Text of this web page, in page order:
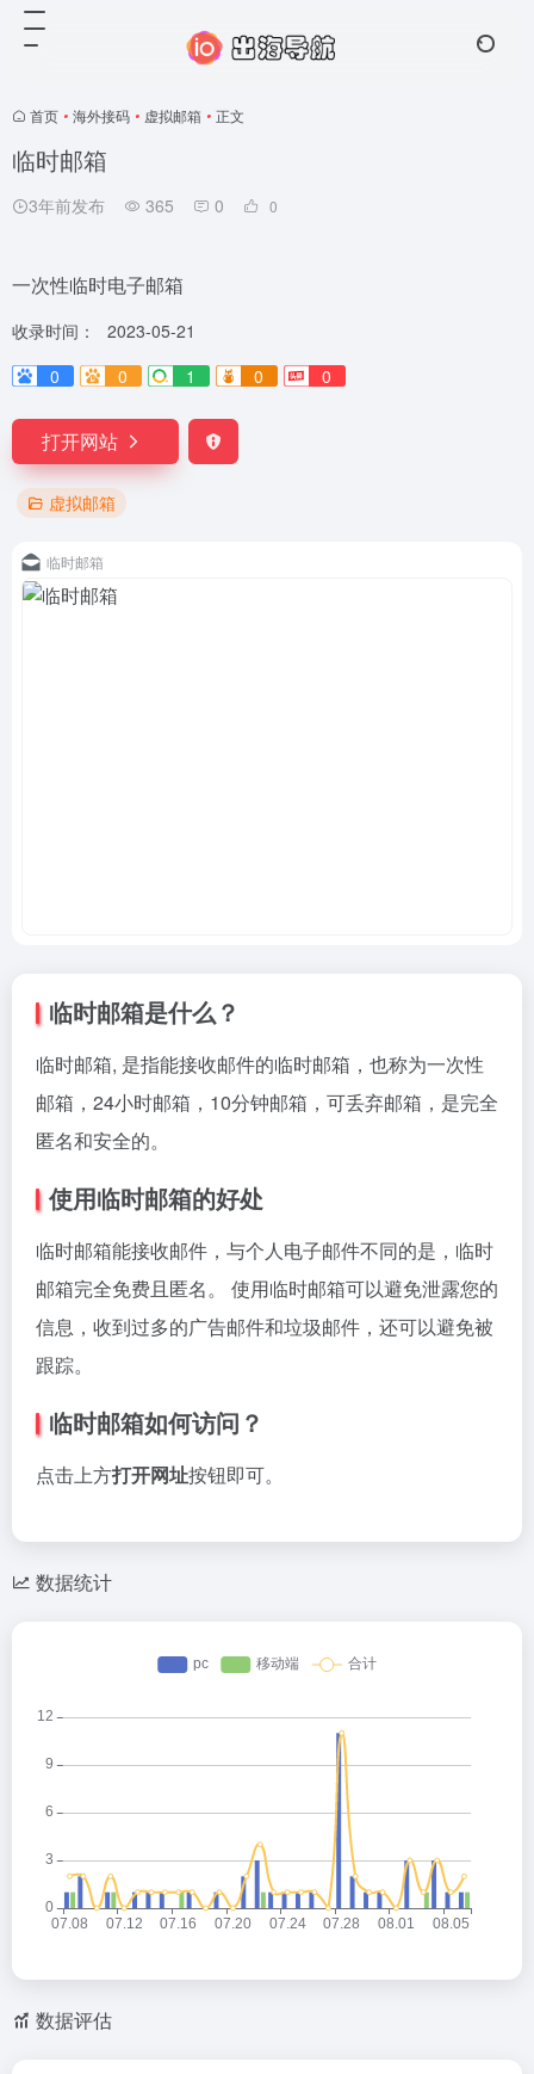
首页 • 海外接码 • 虚拟邮箱 • 正文
临时邮箱
3年前发布 365 0 0
一次性临时电子邮箱
收录时间：
2023-05-21
0
0 1 0 0
打开网站
虚拟邮箱
临时邮箱
临时邮箱是什么？
临时邮箱, 是指能接收邮件的临时邮箱，也称为一次性
邮箱，24小时邮箱，10分钟邮箱，可丢弃邮箱，是完全
匿名和安全的。
使用临时邮箱的好处
临时邮箱能接收邮件，与个人电子邮件不同的是，临时
邮箱完全免费且匿名。 使用临时邮箱可以避免泄露您的
信息，收到过多的广告邮件和垃圾邮件，还可以避免被
跟踪。
临时邮箱如何访问？
点击上方打开网址按钮即可。
数据统计
数据评估